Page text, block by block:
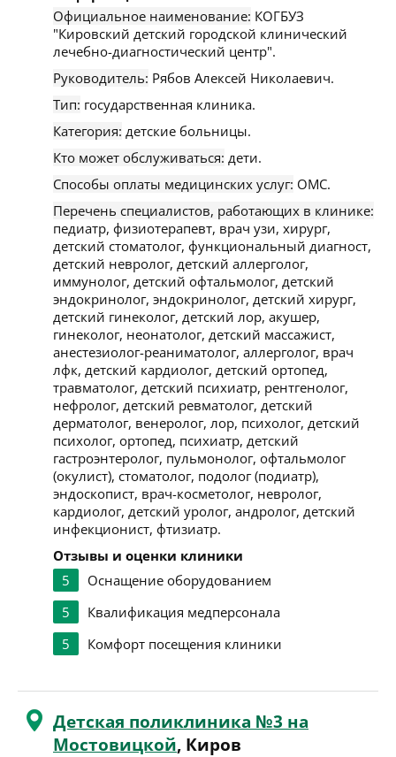
Официальное наименование: КОГБУЗ
"Кировский детский городской клинический
лечебно-диагностический центр".
Руководитель: Рябов Алексей Николаевич.
Тип: государственная клиника.
Категория: детские больницы.
Кто может обслуживаться: дети.
Способы оплаты медицинских услуг: ОМС.
Перечень специалистов, работающих в клинике:
педиатр, физиотерапевт, врач узи, хирург,
детский стоматолог, функциональный диагност,
детский невролог, детский аллерголог,
иммунолог, детский офтальмолог, детский
эндокринолог, эндокринолог, детский хирург,
детский гинеколог, детский лор, акушер,
гинеколог, неонатолог, детский массажист,
анестезиолог-реаниматолог, аллерголог, врач
лфк, детский кардиолог, детский ортопед,
травматолог, детский психиатр, рентгенолог,
нефролог, детский ревматолог, детский
дерматолог, венеролог, лор, психолог, детский
психолог, ортопед, психиатр, детский
гастроэнтеролог, пульмонолог, офтальмолог
(окулист), стоматолог, подолог (подиатр),
эндоскопист, врач-косметолог, невролог,
кардиолог, детский уролог, андролог, детский
инфекционист, фтизиатр.
Отзывы и оценки клиники
5
Оснащение оборудованием
5
Квалификация медперсонала
5
Комфорт посещения клиники
Детская поликлиника №3 на
Мостовицкой, Киров